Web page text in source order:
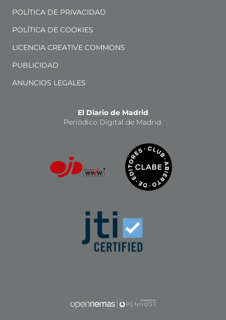
POLÍTICA DE PRIVACIDAD
POLÍTICA DE COOKIES
LICENCIA CREATIVE COMMONS
PUBLICIDAD
ANUNCIOS LEGALES
El Diario de Madrid
Periódico Digital de Madrid.